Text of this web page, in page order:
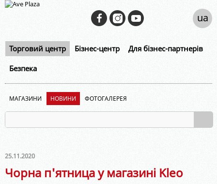
Торговий центр Бізнес-центр Для бізнес-партнерів
Безпека
ua
МАГАЗИНИ НОВИНИ ФОТОГАЛЕРЕЯ
25.11.2020
Чорна п'ятница у магазині Kleo